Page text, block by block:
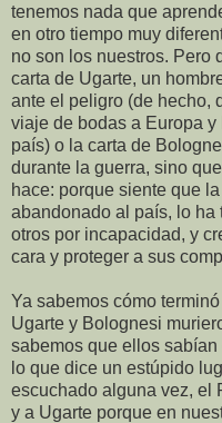
tenemos nada que
en otro tiempo muy
no son los nuestros. Pero
carta de Ugarte, un
ante el peligro (de hecho,
viaje de bodas a Europa y
país) o la carta de
durante la guerra, sino
hace: porque siente que
abandonado al país, lo
otros por incapacidad, y
cara y proteger a sus
Ya sabemos cómo
Ugarte y Bolognesi
sabemos que ellos
lo que dice un estúpido
escuchado alguna vez, el
y a Ugarte porque en